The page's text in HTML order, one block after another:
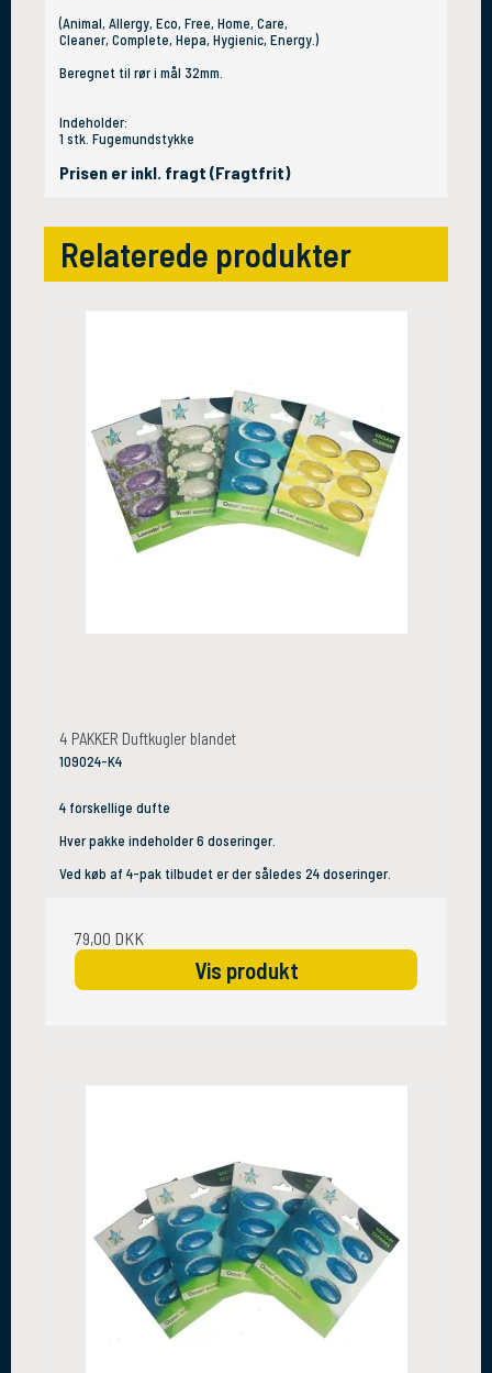
(Animal, Allergy, Eco, Free, Home, Care,
Cleaner, Complete, Hepa, Hygienic, Energy.)
Beregnet til rør i mål 32mm.
Indeholder:
1 stk. Fugemundstykke
Prisen er inkl. fragt (Fragtfrit)
Relaterede produkter
4 PAKKER Duftkugler blandet
109024-K4
4 forskellige dufte
Hver pakke indeholder 6 doseringer.
Ved køb af 4-pak tilbudet er der således 24 doseringer.
79,00 DKK
Vis produkt